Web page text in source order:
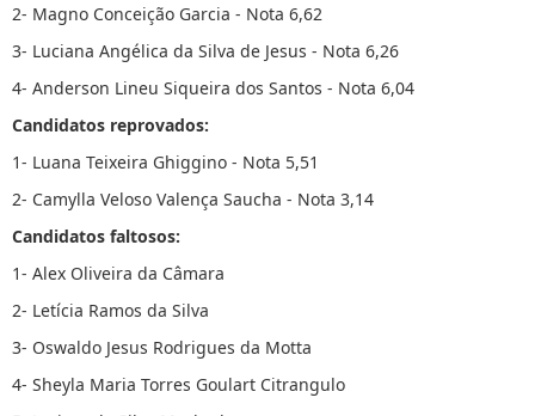
2- Magno Conceição Garcia - Nota 6,62
3- Luciana Angélica da Silva de Jesus - Nota 6,26
4- Anderson Lineu Siqueira dos Santos - Nota 6,04
Candidatos reprovados:
1- Luana Teixeira Ghiggino - Nota 5,51
2- Camylla Veloso Valença Saucha - Nota 3,14
Candidatos faltosos:
1- Alex Oliveira da Câmara
2- Letícia Ramos da Silva
3- Oswaldo Jesus Rodrigues da Motta
4- Sheyla Maria Torres Goulart Citrangulo